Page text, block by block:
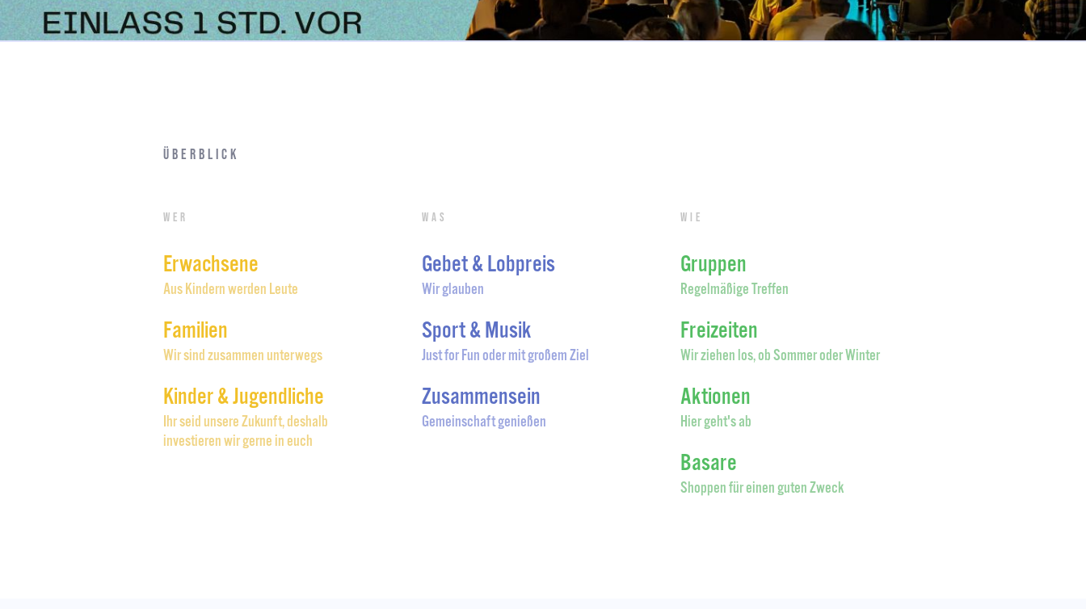
Überblick
Wer
Erwachsene
Aus Kindern werden Leute
Familien
Wir sind zusammen unterwegs
Kinder & Jugendliche
Ihr seid unsere Zukunft, deshalb
investieren wir gerne in euch
Was
Gebet & Lobpreis
Wir glauben
Sport & Musik
Just for Fun oder mit großem Ziel
Zusammensein
Gemeinschaft genießen
Wie
Gruppen
Regelmäßige Treffen
Freizeiten
Wir ziehen los, ob Sommer oder Winter
Aktionen
Hier geht's ab
Basare
Shoppen für einen guten Zweck